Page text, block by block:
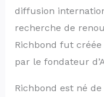
diffusion
recherche de
Richbond fut créée
par le fondateur
Richbond est né de